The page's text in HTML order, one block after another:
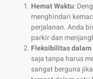
Hemat Waktu:
menghindari
perjalanan. Anda
parkir dan
Fleksibilitas
saja tanpa harus
sangat berguna